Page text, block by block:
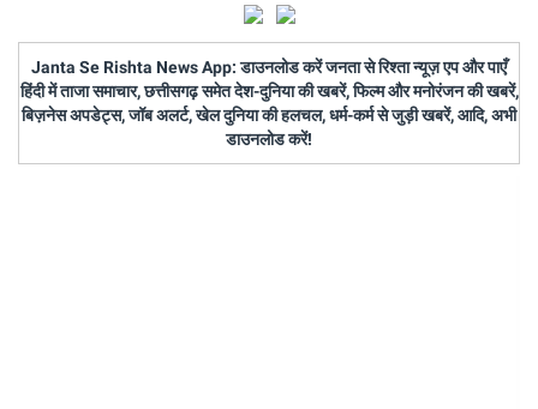
Janta Se Rishta News App: डाउनलोड करें जनता से रिश्ता न्यूज़ एप और पाएँ
हिंदी में ताजा समाचार, छत्तीसगढ़ समेत देश-दुनिया की खबरें, फिल्म और मनोरंजन की खबरें,
बिज़नेस अपडेट्स, जॉब अलर्ट, खेल दुनिया की हलचल, धर्म-कर्म से जुड़ी खबरें, आदि, अभी
डाउनलोड करें!